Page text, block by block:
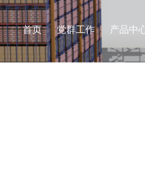
首页 党群工作 产品中